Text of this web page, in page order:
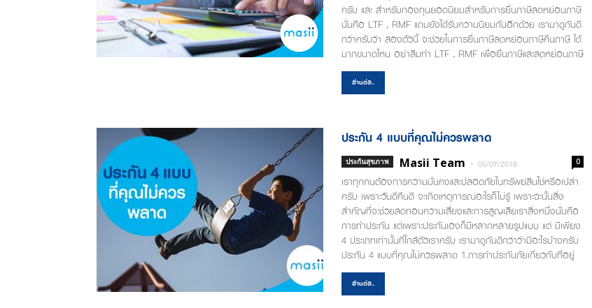
ครับ และ สำหรับกองทุนยอดนิยมสำหรับการยื่นภาษีลดหย่อนภาษี
นั่นคือ LTF , RMF แถมยังได้รับความนิยมกันอีกด้วย เรามาดูกันดี
กว่าครับว่า สองตัวนี้ จะช่วยในการยื่นภาษีลดหย่อนภาษีคืนภาษี ได้
มากขนาดไหน อย่าลืมทำ LTF , RMF เพื่อยื่นภาษีและลดหย่อนภาษี
กัน เรามารู้จัก LTF กัน มันคืออะไร LTF หรือที่ใครๆก็รู้จักกันในชื่อ
กองทุนรวมหุ้นระยะยาว (Long Term Equity Fund) เราสามารถซื้อ
ได้ไม่เกิน 15% ของจำนวนเงินที่ต้องเสียภาษีและไม่เกิน 500,000
อ่านต่อ..
ประกัน 4 แบบที่คุณไม่ควรพลาด
ประกันสุขภาพ Masii Team - 05/07/2018 0
เราทุกคนต้องการความมั่นคงและปลอดภัยในทรัพย์สินใช่หรือเปล่า
ครับ เพราะวันดีคืนดี จะเกิดเหตุการณ์อะไรก็ไม่รู้ เพราะฉะนั้นสิ่ง
สำคัญที่จะช่วยลดทอนความเสี่ยงและการสูญเสียเราสิ่งหนึ่งนั่นคือ
การทำประกัน แต่เพราะประกันเองก็มีหลากหลายรูปแบบ แต่ มีเพียง
4 ประเภทเท่านั้นที่ใกล้ตัวเราครับ เรามาดูกันดีกว่าว่ามีอะไรบ้างครับ
ประกัน 4 แบบที่คุณไม่ควรพลาด 1.การทำประกันภัยเกี่ยวกับที่อยู่
อาศัย อสังหาริมทรัพย์ แน่นอนว่า ที่อยู่อาศัย อสังหาริมทรัพย์
ถือเป็นสิ่งที่สำคัญกับเรา และเป็นสิ่งที่เราควรทำประกันไว้เช่น
เดียวกัน เพราะหากวันนึงเกิดอุบัติเหตุ อัคคีภัย น้ำท่วม หรือความ
อ่านต่อ..